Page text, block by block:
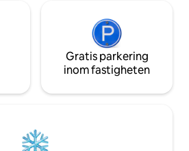
Gratis parkering
inom fastigheten